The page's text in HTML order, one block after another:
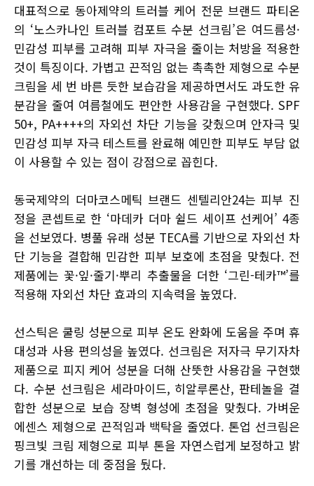
대표적으로 동아제약의 트러블 케어 전문 브랜드 파티온
의 ‘노스카나인 트러블 컴포트 수분 선크림’은 여드름성·
민감성 피부를 고려해 피부 자극을 줄이는 처방을 적용한
것이 특징이다. 가볍고 끈적임 없는 촉촉한 제형으로 수분
크림을 세 번 바른 듯한 보습감을 제공하면서도 과도한 유
분감을 줄여 여름철에도 편안한 사용감을 구현했다. SPF
50+, PA++++의 자외선 차단 기능을 갖췄으며 안자극 및
민감성 피부 자극 테스트를 완료해 예민한 피부도 부담 없
이 사용할 수 있는 점이 강점으로 꼽힌다.
동국제약의 더마코스메틱 브랜드 센텔리안24는 피부 진
정을 콘셉트로 한 ‘마데카 더마 쉴드 세이프 선케어’ 4종
을 선보였다. 병풀 유래 성분 TECA를 기반으로 자외선 차
단 기능을 결합해 민감한 피부 보호에 초점을 맞췄다. 전
제품에는 꽃·잎·줄기·뿌리 추출물을 더한 ‘그린-테카™’를
적용해 자외선 차단 효과의 지속력을 높였다.
선스틱은 쿨링 성분으로 피부 온도 완화에 도움을 주며 휴
대성과 사용 편의성을 높였다. 선크림은 저자극 무기자차
제품으로 피지 케어 성분을 더해 산뜻한 사용감을 구현했
다. 수분 선크림은 세라마이드, 히알루론산, 판테놀을 결
합한 성분으로 보습 장벽 형성에 초점을 맞췄다. 가벼운
에센스 제형으로 끈적임과 백탁을 줄였다. 톤업 선크림은
핑크빛 크림 제형으로 피부 톤을 자연스럽게 보정하고 밝
기를 개선하는 데 중점을 뒀다.